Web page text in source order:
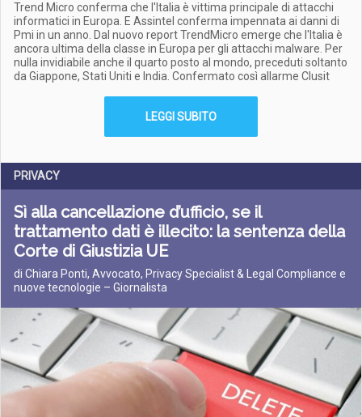
Trend Micro conferma che l'Italia è vittima principale di attacchi
informatici in Europa. E Assintel conferma impennata ai danni di
Pmi in un anno. Dal nuovo report TrendMicro emerge che l'Italia è
ancora ultima della classe in Europa per gli attacchi malware. Per
nulla invidiabile anche il quarto posto al mondo, preceduti soltanto
da Giappone, Stati Uniti e India. Confermato così allarme Clusit
LEGGI SUBITO
PRIVACY
Sì alla cancellazione d’ufficio, se il
trattamento dati è illecito: la sentenza della
Corte di Giustizia UE
di Chiara Ponti, Avvocato, Privacy Specialist & Legal Compliance e
nuove tecnologie – Giornalista